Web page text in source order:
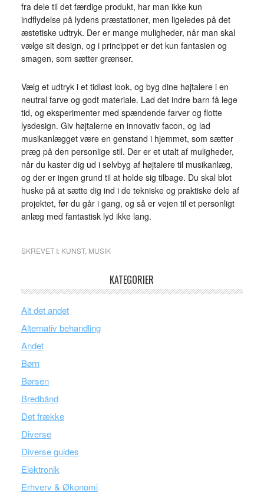
fra dele til det færdige produkt, har man ikke kun
indflydelse på lydens præstationer, men ligeledes på det
æstetiske udtryk. Der er mange muligheder, når man skal
vælge sit design, og i princippet er det kun fantasien og
smagen, som sætter grænser.
Vælg et udtryk i et tidløst look, og byg dine højtalere i en
neutral farve og godt materiale. Lad det indre barn få lege
tid, og eksperimenter med spændende farver og flotte
lysdesign. Giv højtalerne en innovativ facon, og lad
musikanlægget være en genstand i hjemmet, som sætter
præg på den personlige stil. Der er et utalt af muligheder,
når du kaster dig ud i selvbyg af højtalere til musikanlæg,
og der er ingen grund til at holde sig tilbage. Du skal blot
huske på at sætte dig ind i de tekniske og praktiske dele af
projektet, før du går i gang, og så er vejen til et personligt
anlæg med fantastisk lyd ikke lang.
SKREVET I: KUNST, MUSIK
KATEGORIER
Alt det andet
Alternativ behandling
Andet
Børn
Børsen
Bredbånd
Det frække
Diverse
Diverse guides
Elektronik
Erhverv & Økonomi